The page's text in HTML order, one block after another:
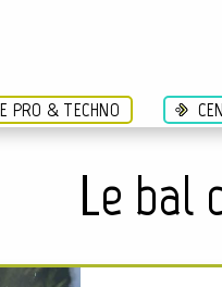
PRO & TECHNO
Le bal